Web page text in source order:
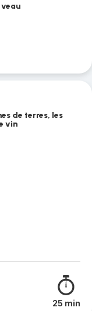
de terres, les
vin
25 min